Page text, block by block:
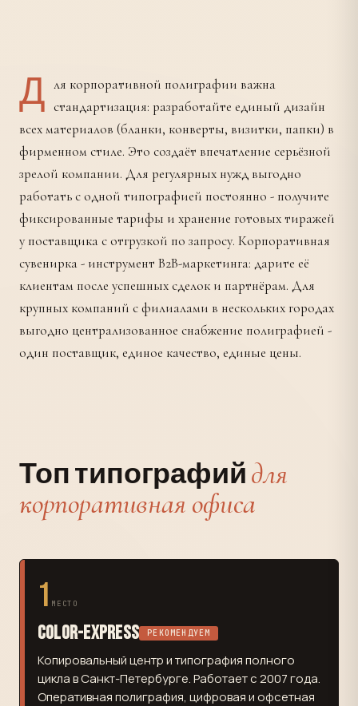
Д ля корпоративной полиграфии важна
стандартизация: разработайте единый дизайн
всех материалов (бланки, конверты, визитки, папки) в
фирменном стиле. Это создаёт впечатление серьёзной
зрелой компании. Для регулярных нужд выгодно
работать с одной типографией постоянно - получите
фиксированные тарифы и хранение готовых тиражей
у поставщика с отгрузкой по запросу. Корпоративная
сувенирка - инструмент B2B-маркетинга: дарите её
клиентам после успешных сделок и партнёрам. Для
крупных компаний с филиалами в нескольких городах
выгодно централизованное снабжение полиграфией -
один поставщик, единое качество, единые цены.
Топ типографийдля
корпоративная офиса
1 МЕСТО
Color-Express РЕКОМЕНДУЕМ
Копировальный центр и типография полного
цикла в Санкт-Петербурге. Работает с 2007 года.
Оперативная полиграфия, цифровая и офсетная